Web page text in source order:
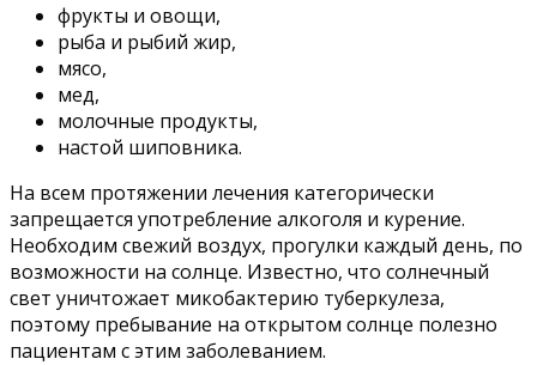
фрукты и овощи,
рыба и рыбий жир,
мясо,
мед,
молочные продукты,
настой шиповника.
На всем протяжении лечения категорически
запрещается употребление алкоголя и курение.
Необходим свежий воздух, прогулки каждый день, по
возможности на солнце. Известно, что солнечный
свет уничтожает микобактерию туберкулеза,
поэтому пребывание на открытом солнце полезно
пациентам с этим заболеванием.